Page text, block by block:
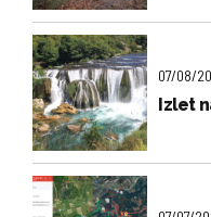
07/08/
Izlet